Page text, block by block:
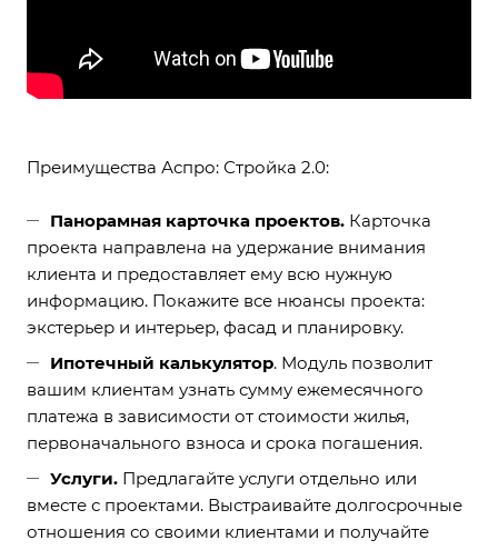
Преимущества Аспро: Стройка 2.0:
Панорамная карточка проектов. Карточка
проекта направлена на удержание внимания
клиента и предоставляет ему всю нужную
информацию. Покажите все нюансы проекта:
экстерьер и интерьер, фасад и планировку.
Ипотечный калькулятор. Модуль позволит
вашим клиентам узнать сумму ежемесячного
платежа в зависимости от стоимости жилья,
первоначального взноса и срока погашения.
Услуги. Предлагайте услуги отдельно или
вместе с проектами. Выстраивайте долгосрочные
отношения со своими клиентами и получайте